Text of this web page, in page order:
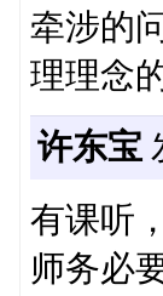
牵涉的
理理念
许东宝
有课听
师务必